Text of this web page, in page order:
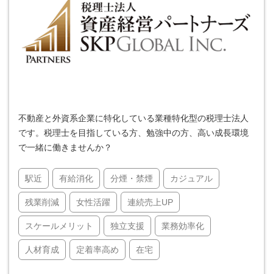
不動産と外資系企業に特化している業種特化型の税理士法人
です。税理士を目指している方、勉強中の方、高い成長環境
で一緒に働きませんか？
駅近 有給消化 分煙・禁煙 カジュアル
残業削減 女性活躍 連続売上UP
スケールメリット 独立支援 業務効率化
人材育成 定着率高め 在宅